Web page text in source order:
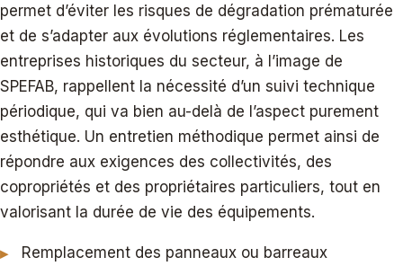
permet d’éviter les risques de dégradation prématurée
et de s’adapter aux évolutions réglementaires. Les
entreprises historiques du secteur, à l’image de
SPEFAB, rappellent la nécessité d’un suivi technique
périodique, qui va bien au-delà de l’aspect purement
esthétique. Un entretien méthodique permet ainsi de
répondre aux exigences des collectivités, des
copropriétés et des propriétaires particuliers, tout en
valorisant la durée de vie des équipements.
Remplacement des panneaux ou barreaux